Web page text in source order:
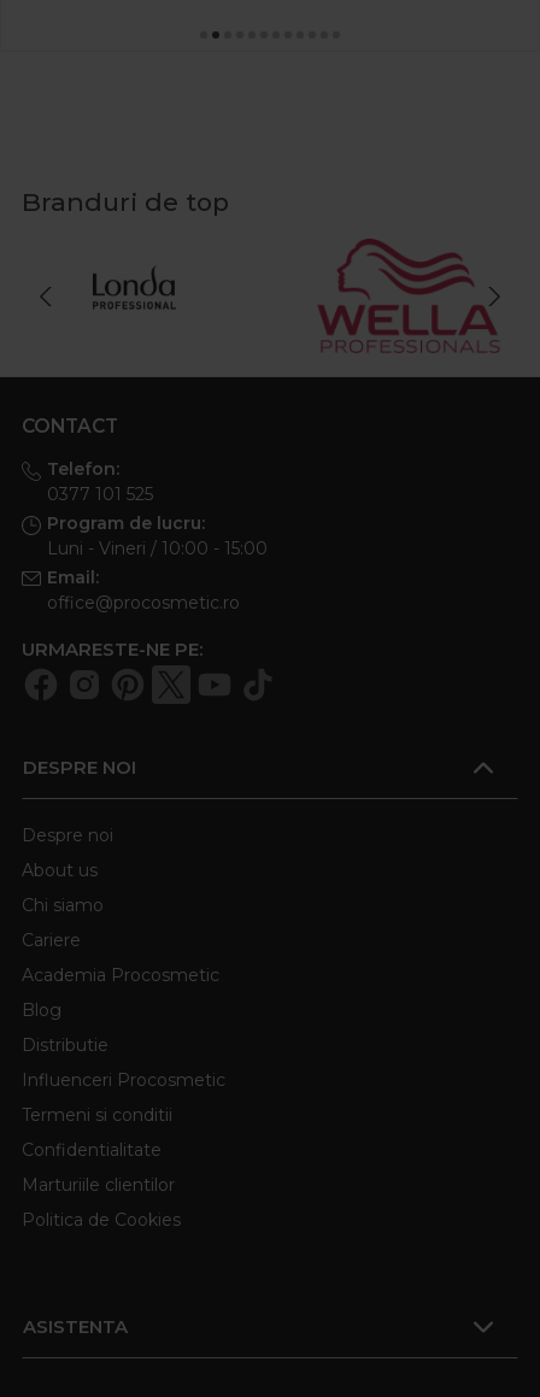
Branduri de top
CONTACT
Telefon:
0377 101 525
Program de lucru:
Luni - Vineri / 10:00 - 15:00
Email:
office@procosmetic.ro
URMARESTE-NE PE:
DESPRE NOI
Despre noi
About us
Chi siamo
Cariere
Academia Procosmetic
Blog
Distributie
Influenceri Procosmetic
Termeni si conditii
Confidentialitate
Marturiile clientilor
Politica de Cookies
ASISTENTA